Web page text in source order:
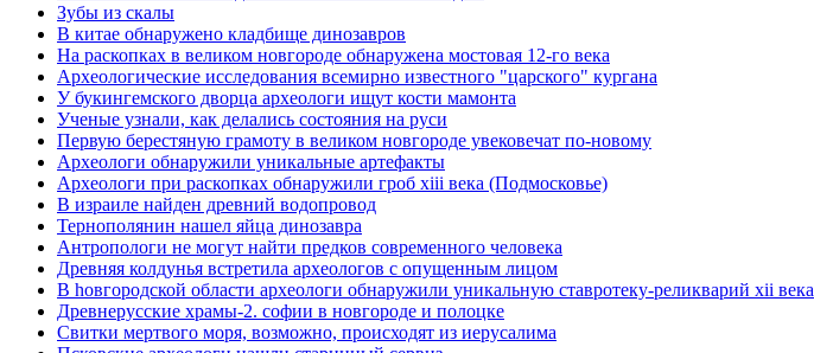
Зубы из скалы
В китае обнаружено кладбище динозавров
На раскопках в великом новгороде обнаружена мостовая 12-го века
Археологические исследования всемирно известного "царского" кургана
У букингемского дворца археологи ищут кости мамонта
Ученые узнали, как делались состояния на руси
Первую берестяную грамоту в великом новгороде увековечат по-новому
Археологи обнаружили уникальные артефакты
Археологи при раскопках обнаружили гроб xiii века (Подмосковье)
В израиле найден древний водопровод
Тернополянин нашел яйца динозавра
Антропологи не могут найти предков современного человека
Древняя колдунья встретила археологов с опущенным лицом
В hовгородской области археологи обнаружили уникальную ставротеку-реликварий xii века
Древнерусские храмы-2. софии в новгороде и полоцке
Свитки мертвого моря, возможно, происходят из иерусалима